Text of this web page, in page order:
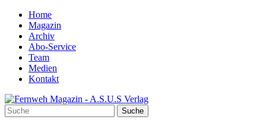
Home
Magazin
Archiv
Abo-Service
Team
Medien
Kontakt